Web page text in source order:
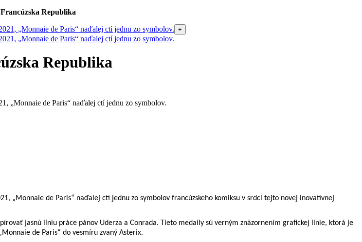
Francúzska Republika
+
Republika
„Monnaie de Paris“ naďalej ctí jednu zo symbolov.
„Monnaie de Paris“ naďalej ctí jednu zo symbolov francúzskeho komiksu v srdci tejto novej inovatívnej
jasnú líniu práce pánov Uderza a Conrada. Tieto medaily sú verným znázornením grafickej línie, ktorá je
de Paris“ do vesmíru zvaný Asterix.